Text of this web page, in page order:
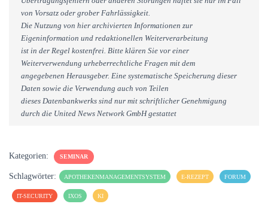
von Vorsatz oder grober Fahrlässigkeit.
Die Nutzung von hier archivierten Informationen zur
Eigeninformation und redaktionellen Weiterverarbeitung
ist in der Regel kostenfrei. Bitte klären Sie vor einer
Weiterverwendung urheberrechtliche Fragen mit dem
angegebenen Herausgeber. Eine systematische Speicherung dieser
Daten sowie die Verwendung auch von Teilen
dieses Datenbankwerks sind nur mit schriftlicher Genehmigung
durch die United News Network GmbH gestattet
Kategorien: SEMINAR
Schlagwörter: APOTHEKENMANAGEMENTSYSTEM E-REZEPT FORUM
IT-SECURITY IXOS KI